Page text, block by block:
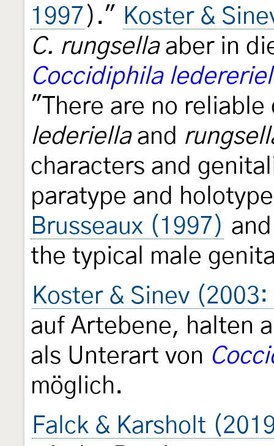
1997 )." Koster &
C. rungsellaaber in
Coccidiphila
"There are no
lederiellaand
characters and
paratype and
Brusseaux (1997)
the typical male
Koster & Sinev
auf Artebene, halten
als Unterart von
möglich.
Falck & Karsholt